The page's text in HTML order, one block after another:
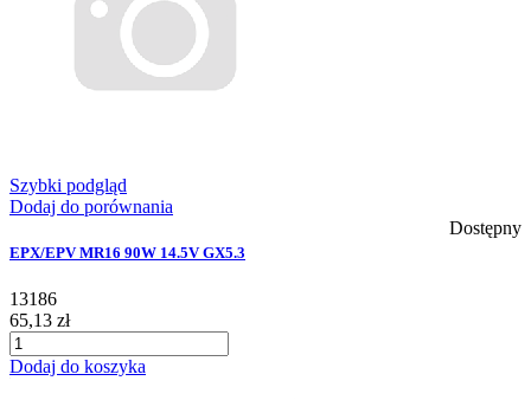
Szybki podgląd
Dodaj do porównania
Dostępny
EPX/EPV MR16 90W 14.5V GX5.3
13186
65,13 zł
Dodaj do koszyka